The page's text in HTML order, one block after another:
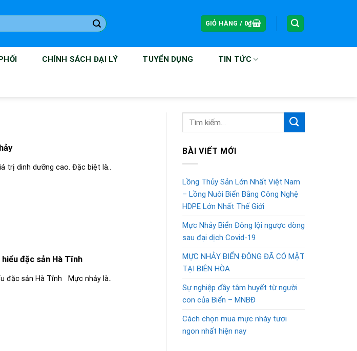
GIỎ HÀNG / 0₫
CHÍNH SÁCH ĐẠI LÝ TUYỂN DỤNG TIN TỨC
trị dinh dưỡng cao. Đặc biệt là..
đặc sản Hà Tĩnh
đặc sản Hà Tĩnh Mực nhảy là..
BÀI VIẾT MỚI
Lồng Thủy Sản Lớn Nhất Việt Nam
– Lồng Nuôi Biển Bằng Công Nghệ
HDPE Lớn Nhất Thế Giới
Mực Nhảy Biển Đông lội ngược dòng
sau đại dịch Covid-19
MỰC NHẢY BIỂN ĐÔNG ĐÃ CÓ MẶT
TẠI BIÊN HÒA
Sự nghiệp đầy tâm huyết từ người
con của Biển – MNBĐ
Cách chọn mua mực nháy tươi
ngon nhất hiện nay